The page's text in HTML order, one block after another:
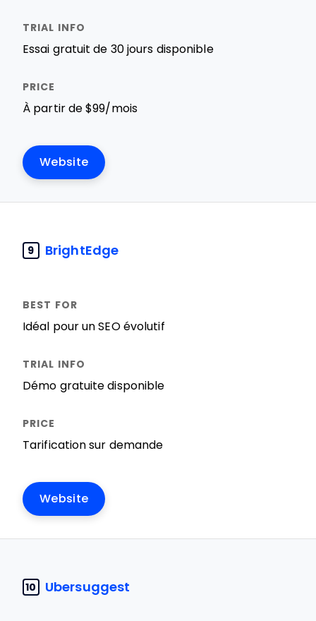
Essai gratuit de 30 jours disponible
À partir de $99/mois
Website
9 BrightEdge
Idéal pour un SEO évolutif
Démo gratuite disponible
Tarification sur demande
Website
10 Ubersuggest